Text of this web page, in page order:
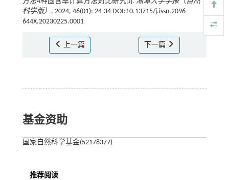
科学版） , 2024, 46(01): 24-34 DOI:10.13715/j.issn.2096-
644X.20230225.0001
上一篇 下一篇
基金资助
国家自然科学基金(52178377)